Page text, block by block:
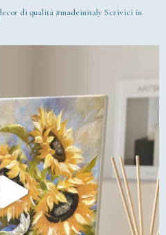
di qualità #madeinitaly Scrivici in